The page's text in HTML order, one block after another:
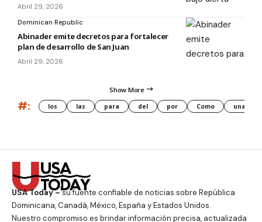
Abril 29, 2026
Dominican Republic
Abinader emite decretos para fortalecer
plan de desarrollo de San Juan
Abril 29, 2026
Show More
#: los las para del por Como una
USA Today –su fuente confiable de noticias sobre República
Dominicana, Canadá, México, España y Estados Unidos.
Nuestro compromiso es brindar información precisa, actualizada